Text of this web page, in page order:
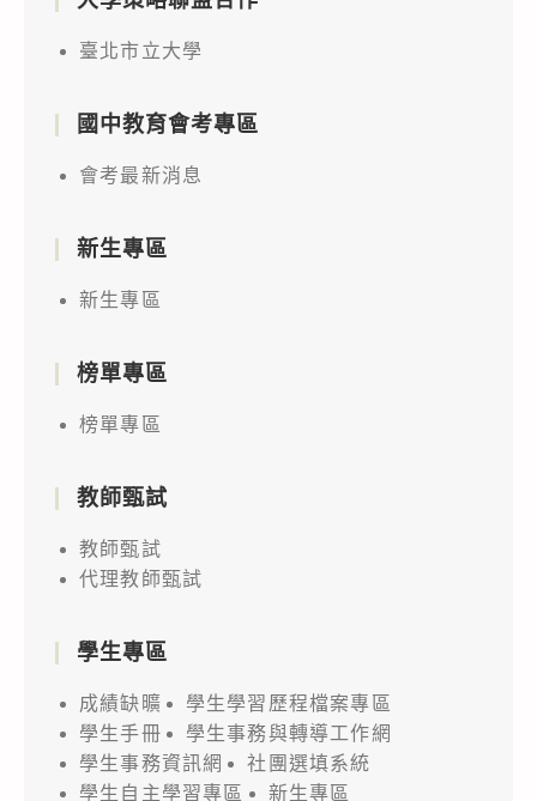
臺北市立大學
國中教育會考專區
會考最新消息
新生專區
新生專區
榜單專區
榜單專區
教師甄試
教師甄試
代理教師甄試
學生專區
成績缺曠
學生學習歷程檔案專區
學生手冊
學生事務與轉導工作網
學生事務資訊網
社團選填系統
學生自主學習專區
新生專區